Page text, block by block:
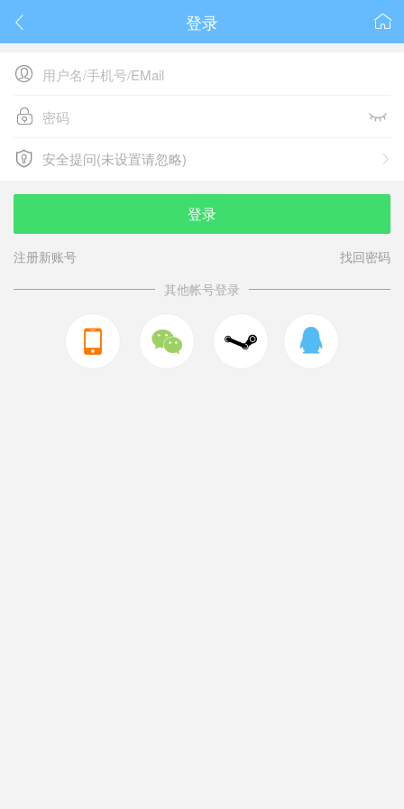
 
登录

 
 
安全提问(未设置请忽略)
安全提问(未设置请忽略)
登录
注册新账号
找回密码
其他帐号登录
  